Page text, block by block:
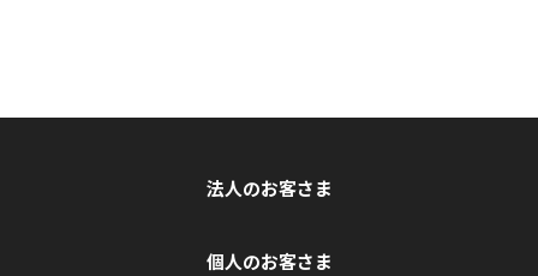
法人のお客さま
個人のお客さま